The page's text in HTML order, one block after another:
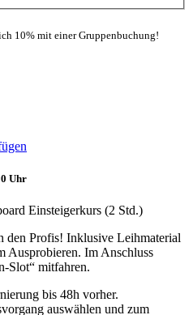
10% mit einer Gruppenbuchung!
Uhr
Einsteigerkurs (2 Std.)
den Profis! Inklusive Leihmaterial
Ausprobieren. Im Anschluss
Slot“ mitfahren.
bis 48h vorher.
auswählen und zum